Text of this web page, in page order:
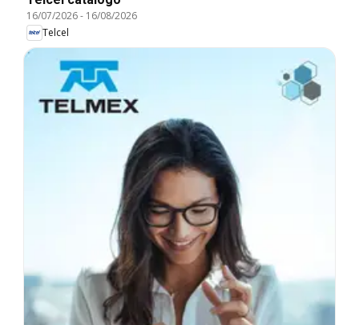
16/07/2026- 16/08/2026
Telcel